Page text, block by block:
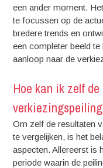
een ander moment.
te focussen op de
bredere trends en
een completer beeld te
aanloop naar de
Hoe kan ik zelf
Om zelf de resultaten
te vergelijken, is het
aspecten. Allereerst is
periode waarin de